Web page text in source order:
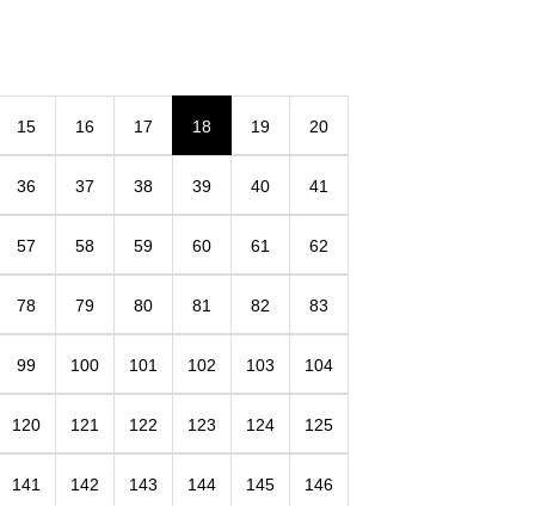
15 16 17 18 19 20
36 37 38 39 40 41
57 58 59 60 61 62
78 79 80 81 82 83
99 100 101 102 103 104
120 121 122 123 124 125
141 142 143 144 145 146